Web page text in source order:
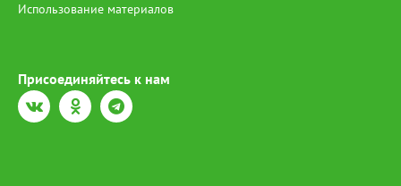
Использование материалов
Присоединяйтесь к нам